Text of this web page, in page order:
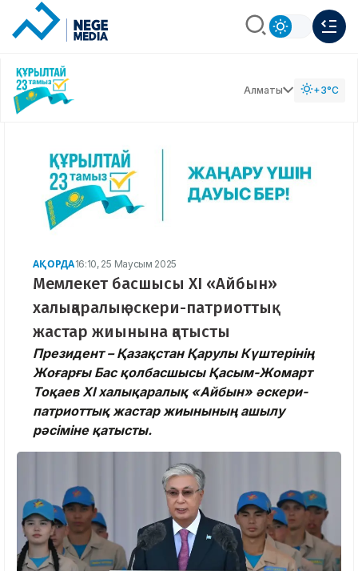
Алматы +3°C
АҚОРДА16:10, 25 Маусым 2025
Мемлекет басшысы XI «Айбын»
халықаралық әскери-патриоттық
жастар жиынына қатысты
Президент – Қазақстан Қарулы Күштерінің
Жоғарғы Бас қолбасшысы Қасым-Жомарт
Тоқаев XI халықаралық «Айбын» әскери-
патриоттық жастар жиынының ашылу
рәсіміне қатысты.